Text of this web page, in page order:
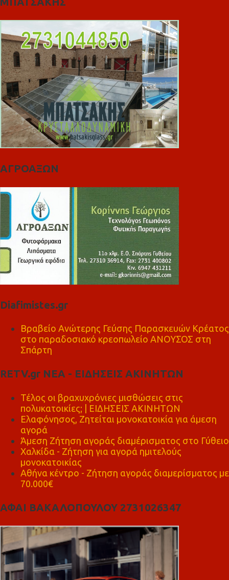
ΑΓΡΟΑΞΩΝ
Diafimistes.gr
Βραβείο Ανώτερης Γεύσης Παρασκευών Κρέατος
στο παραδοσιακό κρεοπωλείο ΑΝΟΥΣΟΣ στη
Σπάρτη
RETV.gr ΝΕΑ - ΕΙΔΗΣΕΙΣ ΑΚΙΝΗΤΩΝ
Τέλος οι βραχυχρόνιες μισθώσεις στις
πολυκατοικίες; | ΕΙΔΗΣΕΙΣ ΑΚΙΝΗΤΩΝ
Ελαφόνησος, Ζητείται μονοκατοικία για άμεση
αγορά
Άμεση Ζήτηση αγοράς διαμέρισματος στο Γύθειο
Χαλκίδα - Ζήτηση για αγορά ημιτελούς
μονοκατοικίας
Αθήνα κέντρο - Ζήτηση αγοράς διαμερίσματος με
70.000€
ΑΦΑΙ ΒΑΚΑΛΟΠΟΥΛΟΥ 2731026347